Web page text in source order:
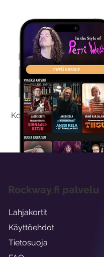
Kokeilemalla ilmaiseksi
Rockway.fi palvelu
Lahjakortit
Käyttöehdot
Tietosuoja